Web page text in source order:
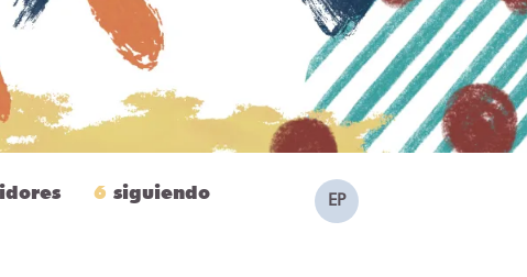
6 siguiendo EP